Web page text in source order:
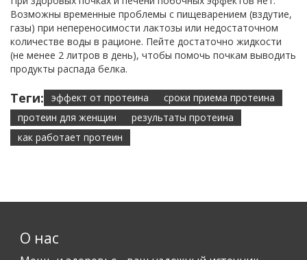
Возможны временные проблемы с пищеварением (вздутие,
газы) при непереносимости лактозы или недостаточном
количестве воды в рационе. Пейте достаточно жидкости
(не менее 2 литров в день), чтобы помочь почкам выводить
продукты распада белка.
Теги: эффект от протеина
сроки приема протеина
протеин для женщин
результаты протеина
как работает протеин
О нас